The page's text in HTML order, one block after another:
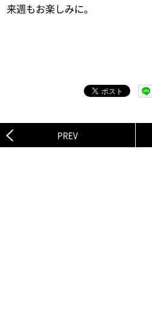
来週もお楽しみに。
PREV